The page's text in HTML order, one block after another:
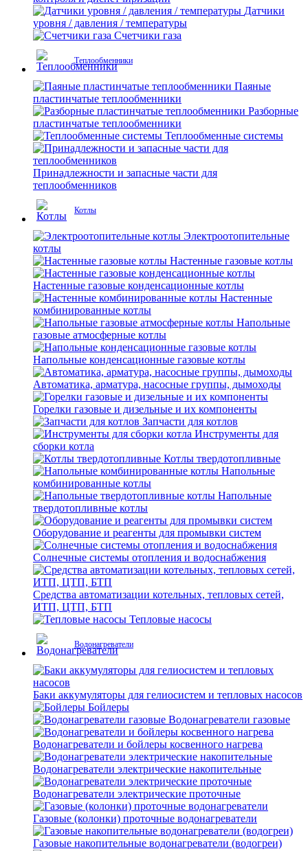
Датчики
уровня / давления / температуры
Счетчики газа
Теплообменники
Паяные
пластинчатые теплообменники
Разборные
пластинчатые теплообменники
Теплообменные системы
Принадлежности и запасные части для
теплообменников
Котлы
Электроотопительные
котлы
Настенные газовые котлы
Настенные газовые конденсационные котлы
Настенные
комбинированные котлы
Напольные
газовые атмосферные котлы
Напольные конденсационные газовые котлы
Автоматика, арматура, насосные группы, дымоходы
Горелки газовые и дизельные и их компоненты
Запчасти для котлов
Инструменты для
сборки котла
Котлы твердотопливные
Напольные
комбинированные котлы
Напольные
твердотопливные котлы
Оборудование и реагенты для промывки систем
Солнечные системы отопления и водоснабжения
Средства автоматизации котельных, тепловых сетей,
ИТП, ЦТП, БТП
Тепловые насосы
Водонагреватели
Баки аккумуляторы для гелиосистем и тепловых насосов
Бойлеры
Водонагреватели газовые
Водонагреватели и бойлеры косвенного нагрева
Водонагреватели электрические накопительные
Водонагреватели электрические проточные
Газовые (колонки) проточные водонагреватели
Газовые накопительные водонагреватели (водогреи)